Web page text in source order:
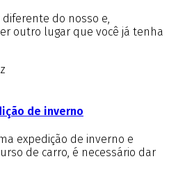
do nosso e,
outro lugar que você já tenha
de inverno
expedição de inverno e
de carro, é necessário dar